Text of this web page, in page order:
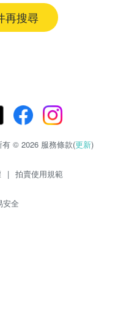
再搜尋
有 © 2026 服務條款(更新)
| 拍賣使用規範
安全